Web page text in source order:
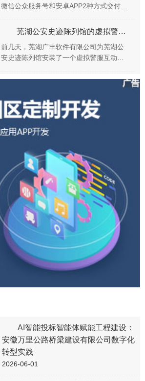
微信公众服务号和安卓APP2种方式交付，
交、工单查询、工单详情、报表统计等主
芜湖公安史迹陈列馆的虚拟警服体验厅开放，迎来观众体验热潮
前几天，芜湖广丰软件有限公司为芜湖公
安史迹陈列馆安装了一个虚拟警服互动拍
一对外开放，迎来观众体验热潮！历史与
AI智能投标智能体赋能工程建设：
安徽万里公路桥梁建设有限公司数字化
转型实践
2026-06-01